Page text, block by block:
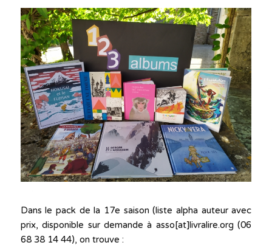
Dans le pack de la 17e saison (liste alpha auteur avec
prix, disponible sur demande à asso[at]livralire.org (06
68 38 14 44), on trouve :